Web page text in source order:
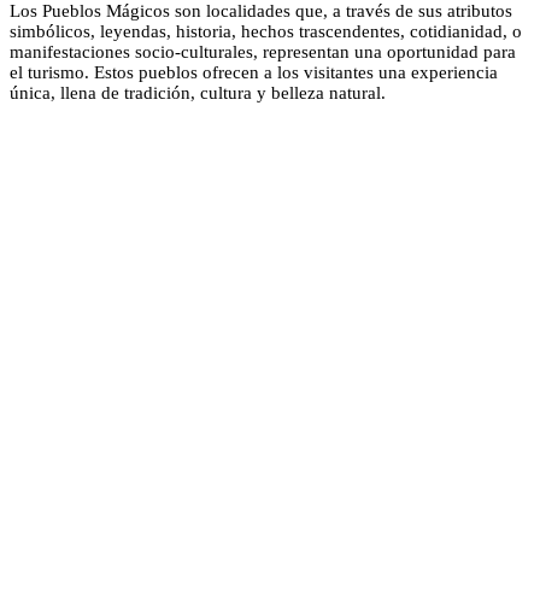
Los Pueblos Mágicos son localidades que, a través de sus atributos
simbólicos, leyendas, historia, hechos trascendentes, cotidianidad, o
manifestaciones socio-culturales, representan una oportunidad para
el turismo. Estos pueblos ofrecen a los visitantes una experiencia
única, llena de tradición, cultura y belleza natural.